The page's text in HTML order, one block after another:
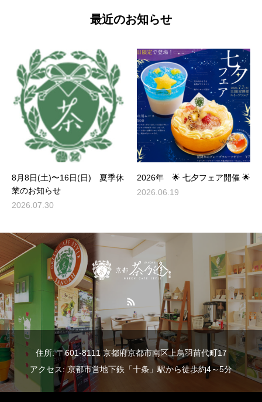
最近のお知らせ
8月8日(土)〜16日(日) 夏季休
業のお知らせ
2026.07.30
2026年 🌟 七夕フェア開催 🌟
2026.06.19
住所: 〒601-8111 京都府京都市南区上鳥羽苗代町17
アクセス: 京都市営地下鉄「十条」駅から徒歩約4～5分